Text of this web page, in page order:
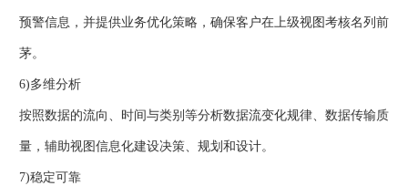
预警信息，并提供业务优化策略，确保客户在上级视图考核名列前
茅。
6)多维分析
按照数据的流向、时间与类别等分析数据流变化规律、数据传输质
量，辅助视图信息化建设决策、规划和设计。
7)稳定可靠